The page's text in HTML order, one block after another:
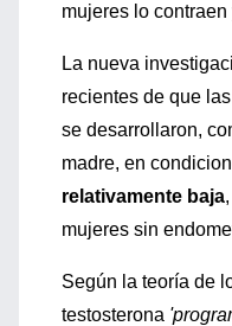
mujeres lo contraen
La nueva
recientes de que
se desarrollaron,
madre, en
relativamente baja
mujeres sin
Según la teoría de
testosterona